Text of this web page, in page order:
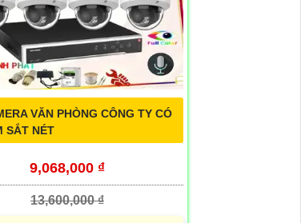
VĂN PHÒNG CÔNG TY CÓ
SẮT NÉT
9,068,000 ₫
13,600,000 ₫